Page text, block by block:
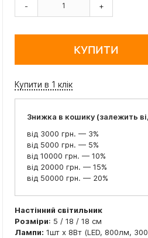
- +
КУПИТИ
Купити в 1 клік
Знижка в кошику (залежить
від 3000 грн. — 3%
від 5000 грн. — 5%
від 10000 грн. — 10%
від 20000 грн. — 15%
від 50000 грн. — 20%
Настінний світильник
Розміри: 5 / 18 / 18 см
Лампи: 1шт x 8Вт (LED, 800лм,